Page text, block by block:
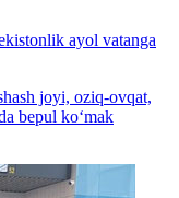
ayol vatanga
joyi, oziq-ovqat,
bepul ko‘mak